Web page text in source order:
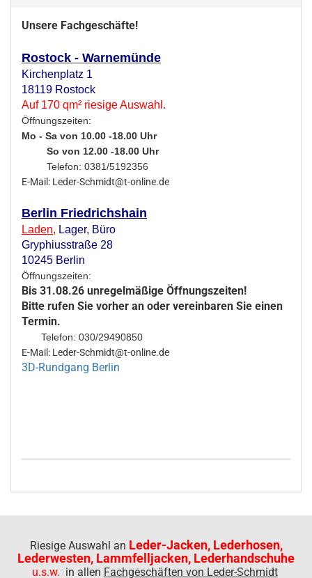
Unsere Fachgeschäfte!
Rostock - Warnemünde
Kirchenplatz 1
18119 Rostock
Auf 170 qm² riesige Auswahl.
Öffnungszeiten:
Mo - Sa von 10.00 -18.00 Uhr
So von 12.00 -18.00 Uhr
Telefon: 0381/5192356
E-Mail: Leder-Schmidt@t-online.de
Berlin Friedrichshain
Laden, Lager, Büro
Gryphiusstraße 28
10245 Berlin
Öffnungszeiten:
Bis 31.08.26 unregelmäßige Öffnungszeiten!
Bitte rufen Sie vorher an oder vereinbaren Sie einen
Termin.
Telefon: 030/29490850
E-Mail: Leder-Schmidt@t-online.de
3D-Rundgang Berlin
Riesige Auswahl an Leder-Jacken, Lederhosen,
Lederwesten, Lammfelljacken, Lederhandschuhe
u.s.w. in allen Fachgeschäften von Leder-Schmidt